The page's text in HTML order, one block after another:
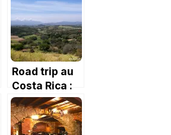
Road trip au
Costa Rica :
jour 1, le coup
du pneu
crevé.